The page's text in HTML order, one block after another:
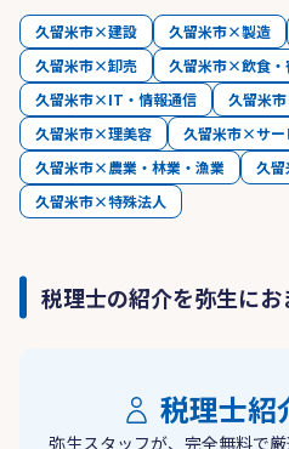
久留米市×建設 久留米市×製造
久留米市×卸売
久留米市×飲食・
久留米市×IT・情報通信
久留米
久留米市×理美容
久留米市×サー
久留米市×農業・林業・漁業
久
久留米市×特殊法人
税理士の紹介を弥生に
税理士紹
弥生スタッフが、完全無料で